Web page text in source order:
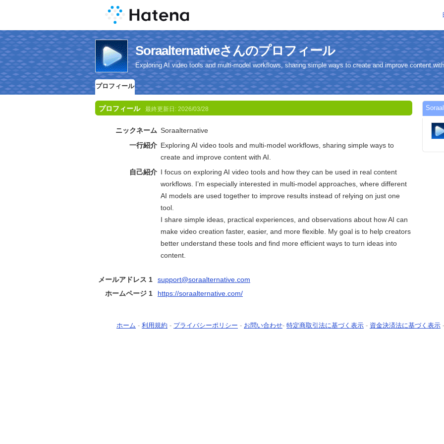
Soraalternativeさんのプロフィール
Exploring AI video tools and multi-model workflows, sharing simple ways to create and improve content
プロフィール
プロフィール 最終更新日: 2026/03/28
ニックネーム Soraalternative
一行紹介 Exploring AI video tools and multi-model workflows, sharing simple ways to
create and improve content with AI.
自己紹介 I focus on exploring AI video tools and how they can be used in real content
workflows. I’m especially interested in multi-model approaches, where different
AI models are used together to improve results instead of relying on just one
tool.
I share simple ideas, practical experiences, and observations about how AI can
make video creation faster, easier, and more flexible. My goal is to help creators
better understand these tools and find more efficient ways to turn ideas into
content.
メールアドレス 1
support@soraalternative.com
ホームページ 1
https://soraalternative.com/
ホーム - 利用規約 - プライバシーポリシー - お問い合わせ- 特定商取引法に基づく表示 - 資金決済法に基づく表示 -